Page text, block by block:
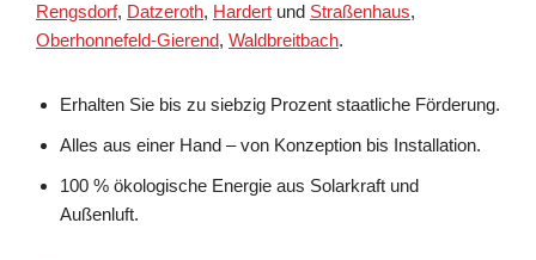
Rengsdorf, Datzeroth, Hardert und Straßenhaus,
Oberhonnefeld-Gierend, Waldbreitbach.
Erhalten Sie bis zu siebzig Prozent staatliche Förderung.
Alles aus einer Hand – von Konzeption bis Installation.
100 % ökologische Energie aus Solarkraft und
Außenluft.